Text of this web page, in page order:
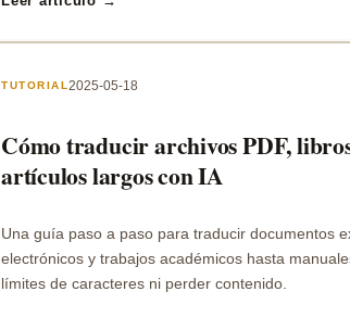
TUTORIAL2025-05-18
Cómo traducir archivos PDF,
artículos largos con IA
Una guía paso a paso para traducir documentos
electrónicos y trabajos académicos hasta
límites de caracteres ni perder contenido.